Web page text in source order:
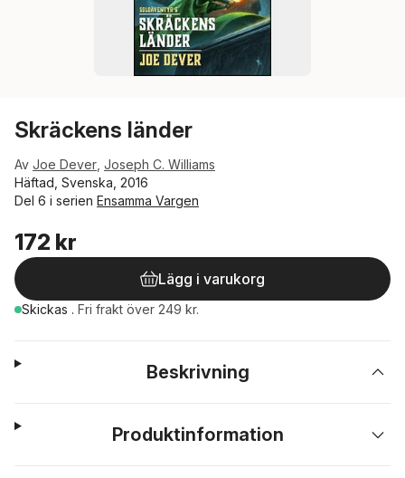
Skräckens länder
Av Joe Dever Joseph C. Williams
Häftad, Svenska, 2016
Del 6 i serien Ensamma Vargen
172 kr
Lägg i varukorg
Skickas . Fri frakt över 249 kr.
Beskrivning
Produktinformation